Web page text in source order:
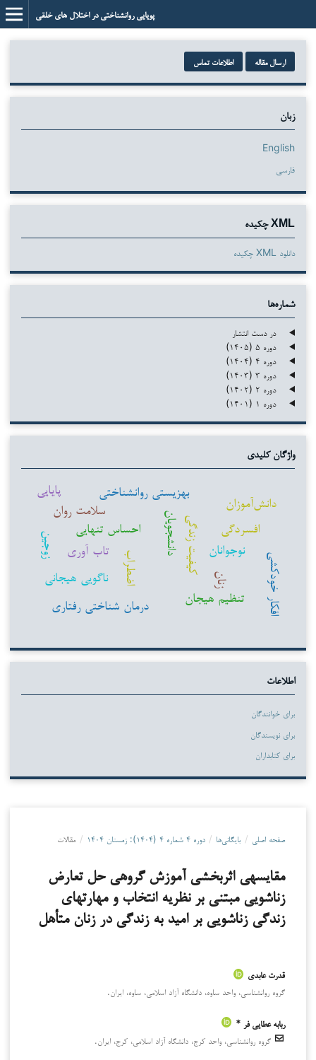
پویایی روانشناختی در اختلال های خلقی
ارسال مقاله اطلاعات تماس
زبان
English
فارسی
XML چکیده
دانلود XML چکیده
شماره‌ها
در دست انتشار
دوره ۵ (۱۴۰۵)
دوره ۴ (۱۴۰۴)
دوره ۳ (۱۴۰۳)
دوره ۲ (۱۴۰۲)
دوره ۱ (۱۴۰۱)
واژگان کلیدی
اضطراب
دانشجویانکیفیت زندگی نوجوانان
افسردگی
بهزیستی روانشناختی
دانش‌آموزان
زنان
تنظیم هیجان
درمان شناختی رفتاری
ناگویی هیجانی
احساس تنهایی
زوجین
افکار خودکشی
تاب آوری
سلامت روان
پایایی
اطلاعات
برای خوانندگان
برای نویسندگان
برای کتابداران
صفحه اصلی / بایگانی‌ها / دوره ۴ شماره ۴ (۱۴۰۴): زمستان ۱۴۰۴ / مقالات
مقایسه­ی اثربخشی آموزش گروهی حل تعارض
زناشویی مبتنی بر نظریه انتخاب و مهارت­های
زندگی زناشویی بر امید به زندگی در زنان متأهل
قدرت عابدی
گروه روانشناسی، واحد ساوه، دانشگاه آزاد اسلامی، ساوه، ایران.
ربابه عطایی فر *
گروه روانشناسی، واحد کرج، دانشگاه آزاد اسلامی، کرج، ایران.